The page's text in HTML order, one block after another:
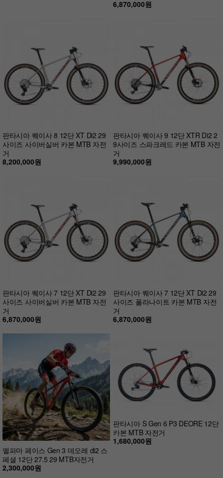
6,870,000원
판타시아 퀘이사 8 12단 XT Di2 29
사이즈 사이버실버 카본 MTB 자전
거
8,200,000원
판타시아 퀘이사 9 12단 XTR Di2 2
9사이즈 스파크레드 카본 MTB 자전
거
9,990,000원
판타시아 퀘이사 7 12단 XT Di2 29
사이즈 사이버실버 카본 MTB 자전
거
6,870,000원
판타시아 퀘이사 7 12단 XT Di2 29
사이즈 폴라나이트 카본 MTB 자전
거
6,870,000원
엘파마 페이스 Gen 3 데오레 di2 스
페셜 12단 27.5 29 MTB자전거
2,300,000원
판타시아 S Gen 6 P3 DEORE 12단
카본 MTB 자전거
1,680,000원